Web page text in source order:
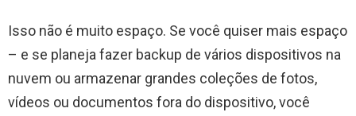
Isso não é muito espaço. Se você quiser mais espaço
– e se planeja fazer backup de vários dispositivos na
nuvem ou armazenar grandes coleções de fotos,
vídeos ou documentos fora do dispositivo, você